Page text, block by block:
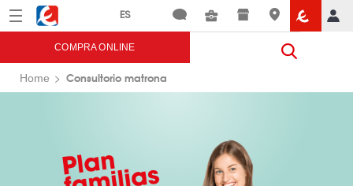
Menú Eroski
COMPRA ONLINE
Home Consultorio matrona